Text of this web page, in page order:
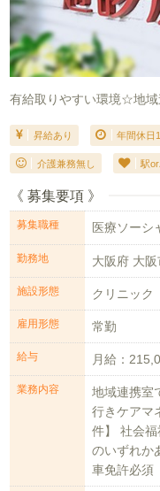
有給取りやすい環境☆地
昇給あり 年間休日
介護兼務無し 駅
《 募集要項 》
募集職種 医療ソーシ
勤務地 大阪府 大
施設形態 クリニック
雇用形態 常勤
給与 月給：
業務内容
地域連携室
行きケアマ
件】 社会
のいずれか
車免許必須